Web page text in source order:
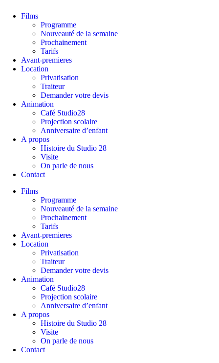
Films
Programme
Nouveauté de la semaine
Prochainement
Tarifs
Avant-premieres
Location
Privatisation
Traiteur
Demander votre devis
Animation
Café Studio28
Projection scolaire
Anniversaire d’enfant
A propos
Histoire du Studio 28
Visite
On parle de nous
Contact
Films
Programme
Nouveauté de la semaine
Prochainement
Tarifs
Avant-premieres
Location
Privatisation
Traiteur
Demander votre devis
Animation
Café Studio28
Projection scolaire
Anniversaire d’enfant
A propos
Histoire du Studio 28
Visite
On parle de nous
Contact